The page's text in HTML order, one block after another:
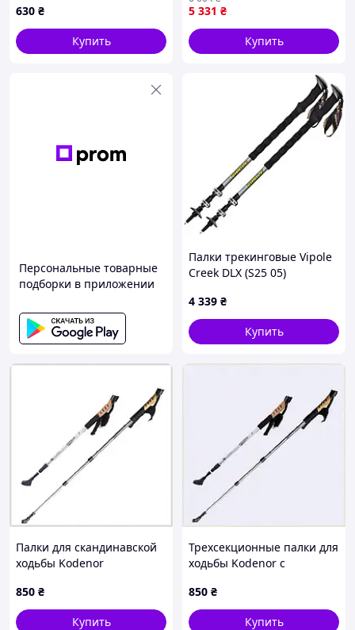
806TH0090
630 ₴
Купить
(7009361151100) berlin
5 331 ₴
Купить
Персональные товарные
подборки в приложении
Палки трекинговые Vipole
Creek DLX (S25 05)
4 339 ₴
Купить
Палки для скандинавской
ходьбы Kodenor
см Silver, 80XH60023
850 ₴
Купить
Трехсекционные палки для
ходьбы Kodenor с
M8E060023P
850 ₴
Купить